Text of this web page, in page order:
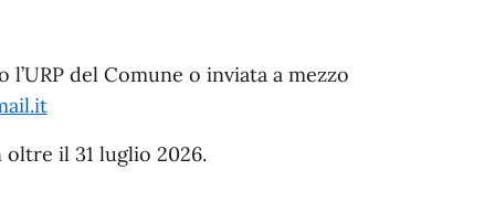
l’URP del Comune o inviata a mezzo
oltre il 31 luglio 2026.